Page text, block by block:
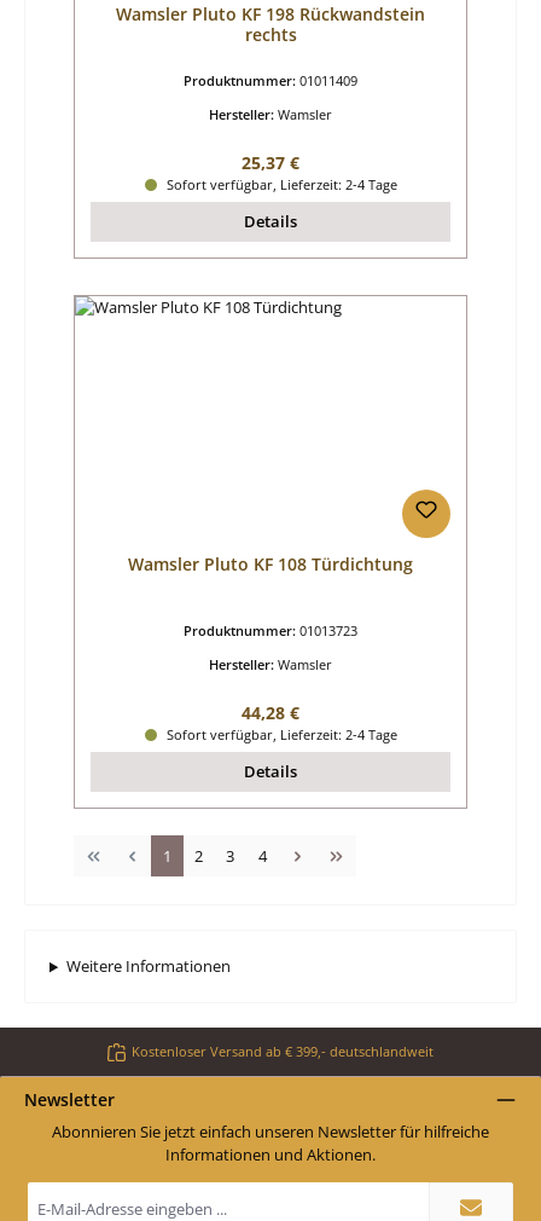
Wamsler Pluto KF 198 Rückwandstein
rechts
Produktnummer: 01011409
Hersteller: Wamsler
Regulärer Preis:
25,37 €
Sofort verfügbar, Lieferzeit: 2-4 Tage
Details
Wamsler Pluto KF 108 Türdichtung
Produktnummer: 01013723
Hersteller: Wamsler
Regulärer Preis:
44,28 €
Sofort verfügbar, Lieferzeit: 2-4 Tage
Details
Seite
1 Seite
2 Seite
3 Seite
4
Weitere Informationen
Kostenloser Versand ab € 399,- deutschlandweit
Newsletter
Abonnieren Sie jetzt einfach unseren Newsletter für hilfreiche
Informationen und Aktionen.
E-
Mail-